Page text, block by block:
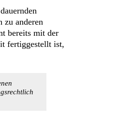
zu anderen
bereits mit der
fertiggestellt ist,